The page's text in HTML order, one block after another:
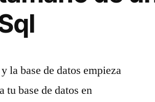
la base de datos empieza
tu base de datos en